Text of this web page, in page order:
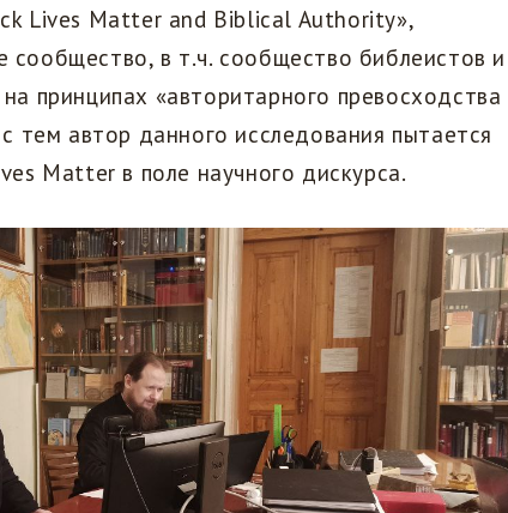
Lives Matter and Biblical Authority»,
сообщество, в т.ч. сообщество библеистов и
принципах «авторитарного превосходства
тем автор данного исследования пытается
Matter в поле научного дискурса.